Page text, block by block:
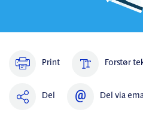
Print Forstør
Del Del via